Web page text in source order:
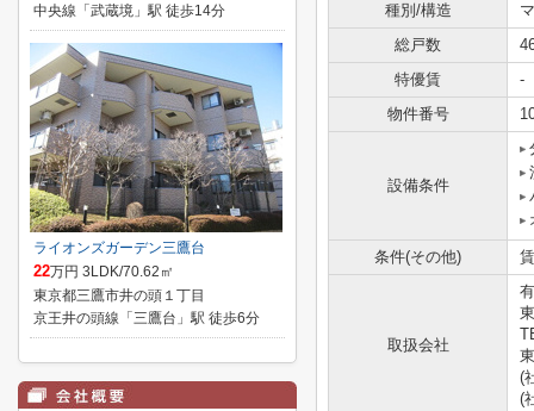
種別/構造
総戸数
特優賃
-
物件番号
設備条件
条件(その他)
取扱会社
(
(
中央線「武蔵境」駅 徒歩14分
ライオンズガーデン三鷹台
22万円 3LDK/70.62㎡
東京都三鷹市井の頭１丁目
京王井の頭線「三鷹台」駅 徒歩6分